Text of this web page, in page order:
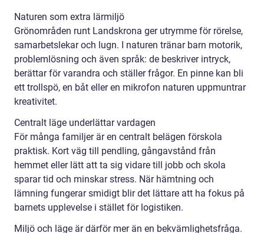
Naturen som extra lärmiljö
Grönområden runt Landskrona ger utrymme för rörelse,
samarbetslekar och lugn. I naturen tränar barn motorik,
problemlösning och även språk: de beskriver intryck,
berättar för varandra och ställer frågor. En pinne kan bli
ett trollspö, en båt eller en mikrofon naturen uppmuntrar
kreativitet.
Centralt läge underlättar vardagen
För många familjer är en centralt belägen förskola
praktisk. Kort väg till pendling, gångavstånd från
hemmet eller lätt att ta sig vidare till jobb och skola
sparar tid och minskar stress. När hämtning och
lämning fungerar smidigt blir det lättare att ha fokus på
barnets upplevelse i stället för logistiken.
Miljö och läge är därför mer än en bekvämlighetsfråga.